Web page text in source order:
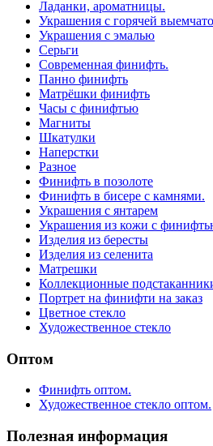
Ладанки, ароматницы.
Украшения с горячей
Украшения с эмалью
Серьги
Современная финифть.
Панно финифть
Матрёшки финифть
Часы с финифтью
Магниты
Шкатулки
Наперстки
Разное
Финифть в позолоте
Финифть в бисере с камнями.
Украшения с янтарем
Украшения из кожи с
Изделия из бересты
Изделия из селенита
Матрешки
Коллекционные
Портрет на финифти на заказ
Цветное стекло
Художественное стекло
Оптом
Финифть оптом.
Художественное стекло оптом.
Полезная информация